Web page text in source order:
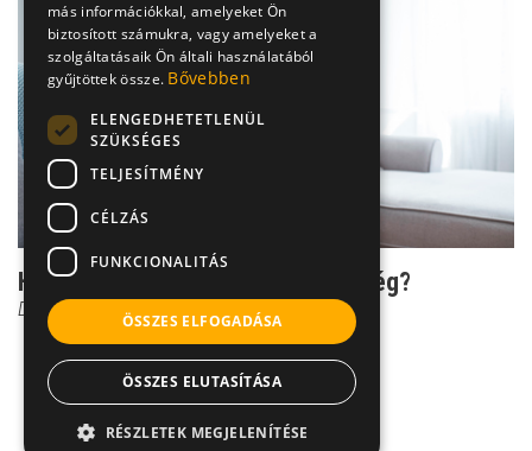
Hogyan kezelhető a Crohn-betegség?
Dr. Bene László
más információkkal, amelyeket Ön
biztosított számukra, vagy amelyeket a
szolgáltatásaik Ön általi használatából
gyűjtöttek össze. Bővebben
ELENGEDHETETLENÜL
SZÜKSÉGES
TELJESÍTMÉNY
CÉLZÁS
FUNKCIONALITÁS
ÖSSZES ELFOGADÁSA
ÖSSZES ELUTASÍTÁSA
RÉSZLETEK MEGJELENÍTÉSE